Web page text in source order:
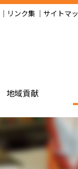
リンク集 サイトマ
地域貢献